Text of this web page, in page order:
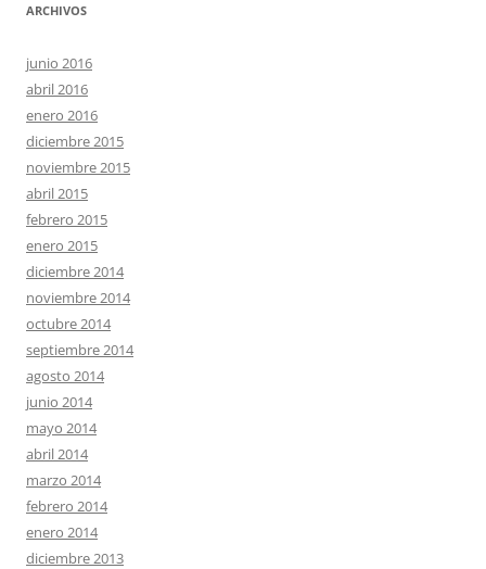
ARCHIVOS
junio 2016
abril 2016
enero 2016
diciembre 2015
noviembre 2015
abril 2015
febrero 2015
enero 2015
diciembre 2014
noviembre 2014
octubre 2014
septiembre 2014
agosto 2014
junio 2014
mayo 2014
abril 2014
marzo 2014
febrero 2014
enero 2014
diciembre 2013